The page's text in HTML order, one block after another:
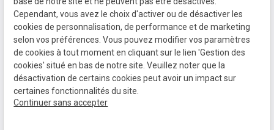
Mentions légales
Politique de
confidentialité
Gestion
des
cookies
Siret:30581584700010
Cependant, vous avez le choix d'activer ou de désactiver les
cookies de personnalisation, de performance et de marketing
selon vos préférences. Vous pouvez modifier vos paramètres
de cookies à tout moment en cliquant sur le lien 'Gestion des
cookies' situé en bas de notre site. Veuillez noter que la
désactivation de certains cookies peut avoir un impact sur
certaines fonctionnalités du site.
Continuer sans accepter